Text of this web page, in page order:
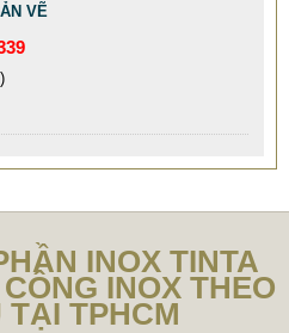
VẼ
INOX TINTA
INOX THEO
TẠI TPHCM